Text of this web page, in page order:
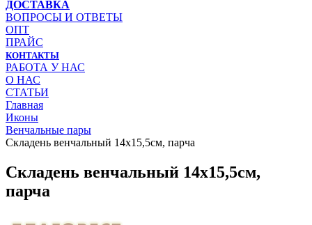
ДОСТАВКА
ВОПРОСЫ И ОТВЕТЫ
ОПТ
ПРАЙС
КОНТАКТЫ
РАБОТА У НАС
О НАС
СТАТЬИ
Главная
Иконы
Венчальные пары
Складень венчальный 14х15,5см, парча
Складень венчальный 14х15,5см,
парча